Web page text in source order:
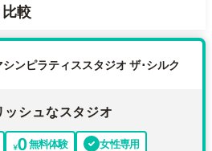
較
シンピラティススタジオ ザ･シルク
ッシュなスタジオ
無料体験 女性専用